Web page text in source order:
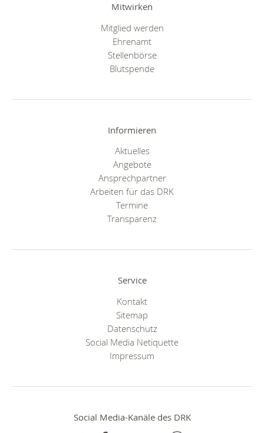
Mitwirken
Mitglied werden
Ehrenamt
Stellenbörse
Blutspende
Informieren
Aktuelles
Angebote
Ansprechpartner
Arbeiten für das DRK
Termine
Transparenz
Service
Kontakt
Sitemap
Datenschutz
Social Media Netiquette
Impressum
Social Media-Kanäle des DRK